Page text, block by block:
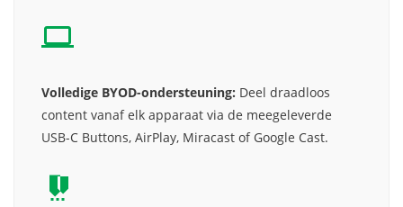
Volledige BYOD-ondersteuning: Deel draadloos
content vanaf elk apparaat via de meegeleverde
USB-C Buttons, AirPlay, Miracast of Google Cast.